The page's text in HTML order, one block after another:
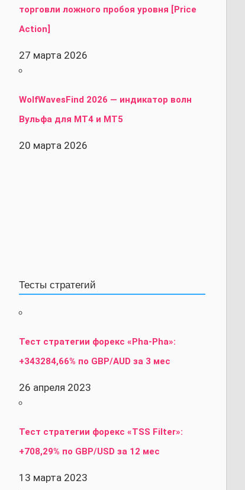
торговли ложного пробоя уровня [Price
Action]
27 марта 2026
WolfWavesFind 2026 — индикатор волн
Вульфа для MT4 и MT5
20 марта 2026
Тесты стратегий
Тест стратегии форекс «Pha-Pha»:
+343284,66% по GBP/AUD за 3 мес
26 апреля 2023
Тест стратегии форекс «TSS Filter»:
+708,29% по GBP/USD за 12 мес
13 марта 2023